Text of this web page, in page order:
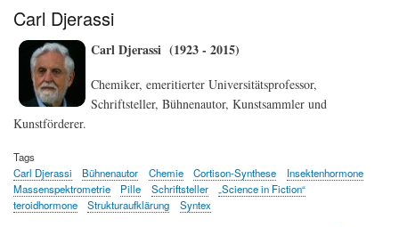
Carl Djerassi
Carl Djerassi (1923 - 2015)
Chemiker, emeritierter Universitätsprofessor,
Schriftsteller, Bühnenautor, Kunstsammler und
Kunstförderer.
Tags
Carl Djerassi
Bühnenautor Chemie Cortison-Synthese
Insektenhormone
Massenspektrometrie
Pille Schriftsteller
„Science in Fiction“
teroidhormone
Strukturaufklärung Syntex